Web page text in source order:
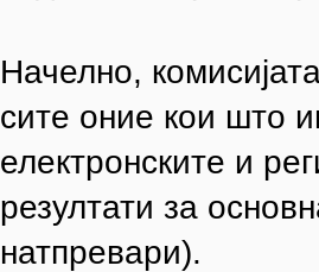
Начелно,
сите оние кои што
електронските и
резултати за
натпревари).